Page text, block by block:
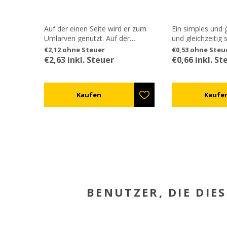
Auf der einen Seite wird er zum
Umlarven genutzt. Auf der
anderen Seite ist er dazu gestaltet
die Larven vor der Extraktion des
Gelee royal zu entfernen.
€2,12 ohne Steuer
€2,63 inkl. Steuer
Ein simples und
und gleichzeitig
weiche Punkt
Larven mit
und der
€0,53 ohne
€0,66 inkl.
BENUTZER, DIE